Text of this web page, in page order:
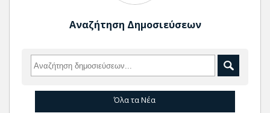
Αναζήτηση Δημοσιεύσεων
Όλα τα Νέα